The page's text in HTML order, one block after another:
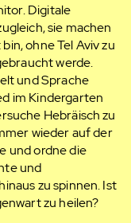
Digitale
sie machen
ohne Tel Aviv zu
werde.
und Sprache
im Kindergarten
Hebräisch zu
wieder auf der
und ordne die
und
zu spinnen. Ist
zu heilen?